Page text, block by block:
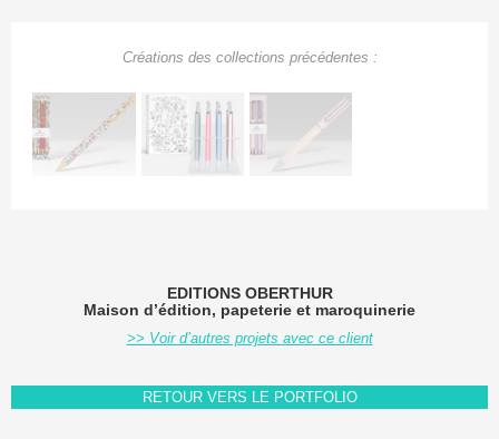
Créations des collections précédentes :
EDITIONS OBERTHUR
Maison d’édition, papeterie et maroquinerie
>> Voir d’autres projets avec ce client
RETOUR VERS LE PORTFOLIO